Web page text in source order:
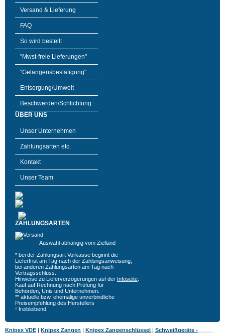
Versand & Lieferung
FAQ
So wird bestellt
"Mwst-freie Lieferungen"
"Gelangensbestätigung"
Entsorgung/Umwelt
Beschwerden/Schlichtung
ÜBER UNS
Unser Unternehmen
Zahlungsarten etc.
Kontakt
Unser Team
ZAHLUNGSARTEN
Auswahl abhängig vom Zielland
* bei der Zahlungsart Vorkasse beginnt die
Lieferfrist am Tag nach der Zahlungsanweisung,
bei anderen Zahlungsarten am Tag nach
Vertragsschluss.
Hinweise zu Lieferverzögerungen auf der Infoseite
Kauf auf Rechnung nach Prüfung für
Behörden, Unis und Unternehmen.
** aktuelle bzw. ehemalige unverbindliche
Preisempfehlung des Herstellers
¹ freibleibend
Knipex VDE | Knipex Zangen | Knipex Zangenschlüssel | Schweißgeräte -